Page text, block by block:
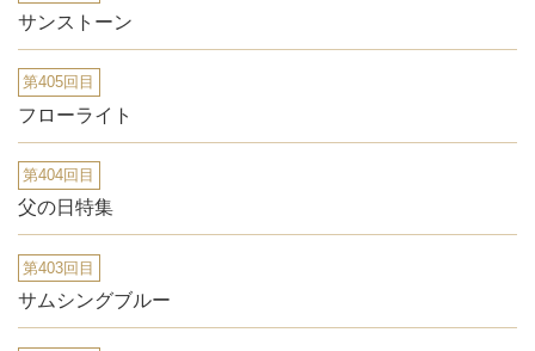
サンストーン
第405回目
フローライト
第404回目
父の日特集
第403回目
サムシングブルー